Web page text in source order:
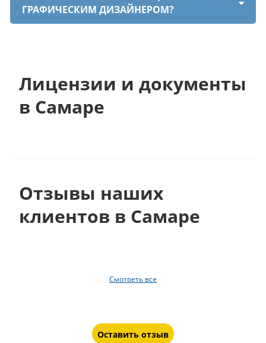
ГРАФИЧЕСКИМ ДИЗАЙНЕРОМ?
Лицензии и документы
в Самаре
Отзывы наших
клиентов в Самаре
Смотреть все
Оставить отзыв